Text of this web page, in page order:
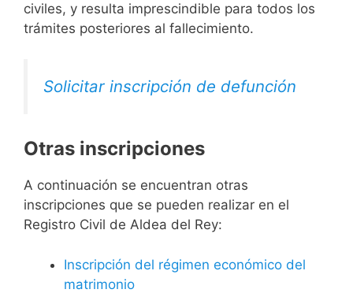
civiles, y resulta imprescindible para todos los
trámites posteriores al fallecimiento.
Solicitar inscripción de defunción
Otras inscripciones
A continuación se encuentran otras
inscripciones que se pueden realizar en el
Registro Civil de Aldea del Rey:
Inscripción del régimen económico del
matrimonio